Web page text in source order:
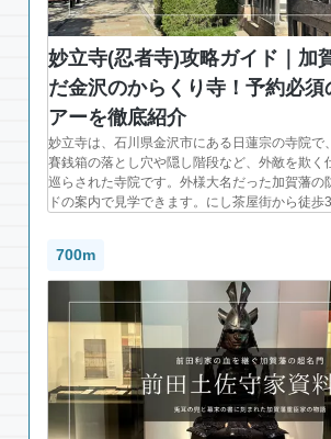
妙立寺(忍者寺)攻略ガイド｜加
だ金沢のからくり寺！予約必須
アーを徹底紹介
妙立寺は、石川県金沢市にある日蓮宗の寺院で
賽銭箱の落とし穴や隠し階段など、外敵を欺く
巡らされた寺院です。外様大名だった加賀藩の
ドの案内で見学できます。にし茶屋街から徒歩3
700m